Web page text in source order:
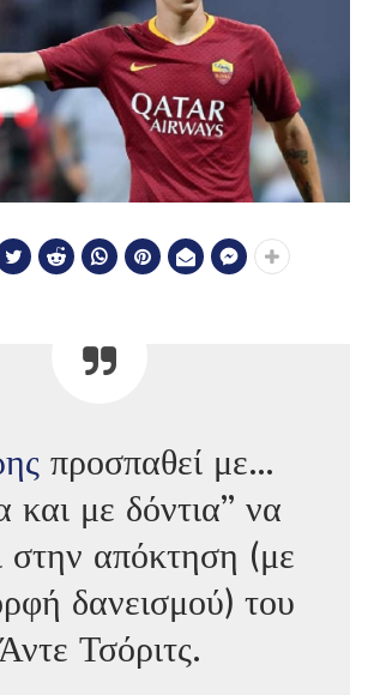
προσπαθεί με…
και με δόντια” να
στην απόκτηση (με
δανεισμού) του
Τσόριτς.